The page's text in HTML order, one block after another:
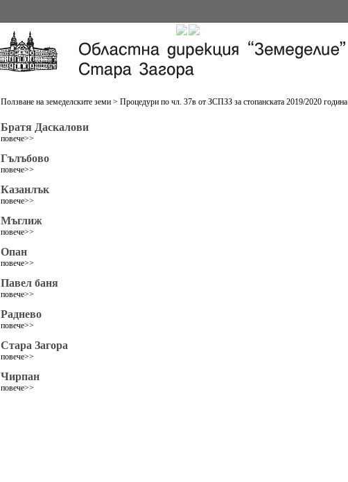
Ползване на земеделските земи > Процедури по чл. 37в от ЗСПЗЗ за стопанската 2019/2020 година
Братя Даскалови
повече>>
Гълъбово
повече>>
Казанлък
повече>>
Мъглиж
повече>>
Опан
повече>>
Павел баня
повече>>
Раднево
повече>>
Стара Загора
повече>>
Чирпан
повече>>